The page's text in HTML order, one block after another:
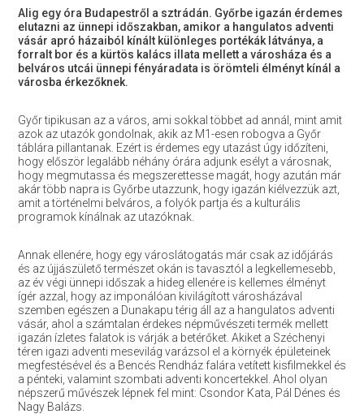
Alig egy óra Budapestről a sztrádán. Győrbe igazán érdemes
elutazni az ünnepi időszakban, amikor a hangulatos adventi
vásár apró házaiból kínált különleges portékák látványa, a
forralt bor és a kürtös kalács illata mellett a városháza és a
belváros utcái ünnepi fényáradata is örömteli élményt kínál a
városba érkezőknek.
Győr tipikusan az a város, ami sokkal többet ad annál, mint amit
azok az utazók gondolnak, akik az M1-esen robogva a Győr
táblára pillantanak. Ezért is érdemes egy utazást úgy időzíteni,
hogy először legalább néhány órára adjunk esélyt a városnak,
hogy megmutassa és megszerettesse magát, hogy azután már
akár több napra is Győrbe utazzunk, hogy igazán kiélvezzük azt,
amit a történelmi belváros, a folyók partja és a kulturális
programok kínálnak az utazóknak.
Annak ellenére, hogy egy városlátogatás már csak az időjárás
és az újjászülető természet okán is tavasztól a legkellemesebb,
az év végi ünnepi időszak a hideg ellenére is kellemes élményt
ígér azzal, hogy az imponálóan kivilágított városházával
szemben egészen a Dunakapu térig áll az a hangulatos adventi
vásár, ahol a számtalan érdekes népművészeti termék mellett
igazán ízletes falatok is várják a betérőket. Akiket a Széchenyi
téren igazi adventi mesevilág varázsol el a környék épületeinek
megfestésével és a Bencés Rendház falára vetített kisfilmekkel és
a pénteki, valamint szombati adventi koncertekkel. Ahol olyan
népszerű művészek lépnek fel mint: Csondor Kata, Pál Dénes és
Nagy Balázs.